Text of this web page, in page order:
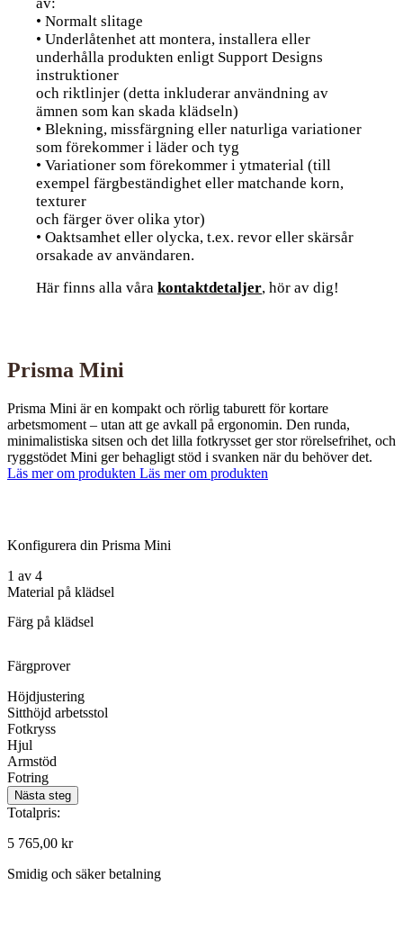
• Normalt slitage
• Underlåtenhet att montera, installera eller
underhålla produkten enligt Support Designs
instruktioner
och riktlinjer (detta inkluderar användning av
ämnen som kan skada klädseln)
• Blekning, missfärgning eller naturliga variationer
som förekommer i läder och tyg
• Variationer som förekommer i ytmaterial (till
exempel färgbeständighet eller matchande korn,
texturer
och färger över olika ytor)
• Oaktsamhet eller olycka, t.ex. revor eller skärsår
orsakade av användaren.
Här finns alla våra kontaktdetaljer, hör av dig!
Prisma Mini
Prisma Mini är en kompakt och rörlig taburett för kortare
arbetsmoment – utan att ge avkall på ergonomin. Den runda,
minimalistiska sitsen och det lilla fotkrysset ger stor rörelsefrihet, och
ryggstödet Mini ger behagligt stöd i svanken när du behöver det.
Läs mer om produkten Läs mer om produkten
Konfigurera din Prisma Mini
1 av 4
Material på klädsel
Färg på klädsel
Färgprover
Höjdjustering
Sitthöjd arbetsstol
Fotkryss
Hjul
Armstöd
Fotring
Nästa steg
Totalpris:
5 765,00 kr
Smidig och säker betalning